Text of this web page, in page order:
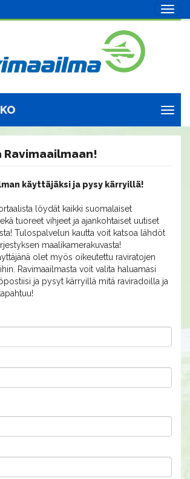
käyttäjäksi ja pysy kärryillä!
löydät kaikki suomalaiset
tuoreet vihjeet ja ajankohtaiset uutiset
Tulospalvelun kautta voit katsoa lähdöt
maalikamerakuvasta!
olet myös oikeutettu raviratojen
Ravimaailmasta voit valita haluamasi
ja pysyt kärryillä mitä raviradoilla ja